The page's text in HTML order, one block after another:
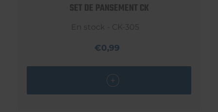
SET DE PANSEMENT CK
En stock - CK-305
€0,99